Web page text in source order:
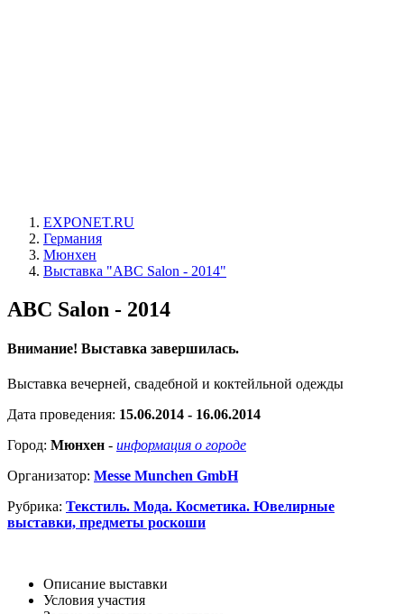
EXPONET.RU
Германия
Мюнхен
Выставка "ABC Salon - 2014"
ABC Salon - 2014
Внимание! Выставка завершилась.
Выставка вечерней, свадебной и коктейльной одежды
Дата проведения: 15.06.2014 - 16.06.2014
Город: Мюнхен - информация о городе
Организатор: Messe Munchen GmbH
Рубрика: Текстиль. Мода. Косметика. Ювелирные
выставки, предметы роскоши
Описание выставки
Условия участия